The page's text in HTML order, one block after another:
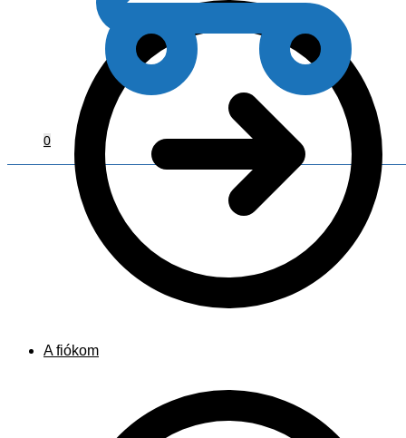
A fiókom
0